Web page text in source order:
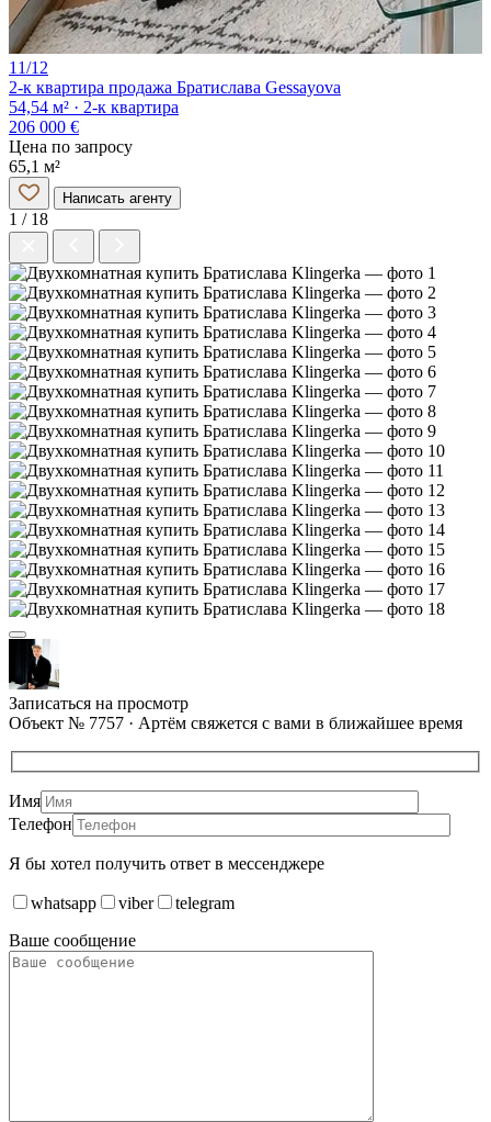
11/12
2-к квартира продажа Братислава Gessayova
54,54 м² · 2-к квартира
206 000 €
Цена по запросу
65,1 м²
Написать агенту
1 / 18
Записаться на просмотр
Объект № 7757 · Артём свяжется с вами в ближайшее время
Имя
Телефон
Я бы хотел получить ответ в мессенджере
whatsapp viber
telegram
Ваше сообщение